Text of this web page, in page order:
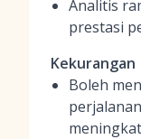
Analitis
prestasi
Kekurangan
Boleh